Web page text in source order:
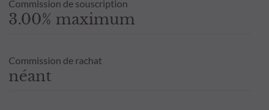
Commission de souscription
3.00% maximum
Commission de rachat
néant